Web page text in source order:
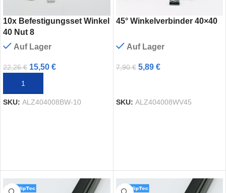
10x Befestigungsset Winkel
40 Nut 8
Auf Lager
22,26€ 15,50 €
IN DEN WARENKORB
SKU: ALZ404008BW-10
45° Winkelverbinder 40×40
Auf Lager
7,90€ 5,89 €
SKU: ALZ404008WV45